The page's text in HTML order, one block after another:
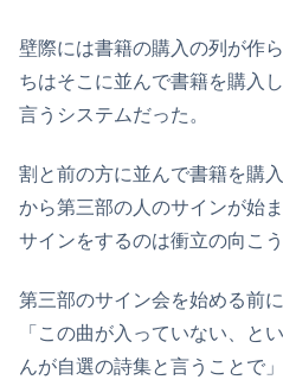
壁際には書籍の購入の列が作
ちはそこに並んで書籍を購入
言うシステムだった。
割と前の方に並んで書籍を購
から第三部の人のサインが始
サインをするのは衝立の向こ
第三部のサイン会を始める前
「この曲が入っていない、と
んが自選の詩集と言うことで